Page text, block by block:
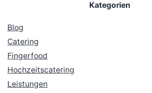
Kategorien
Blog
Catering
Fingerfood
Hochzeitscatering
Leistungen